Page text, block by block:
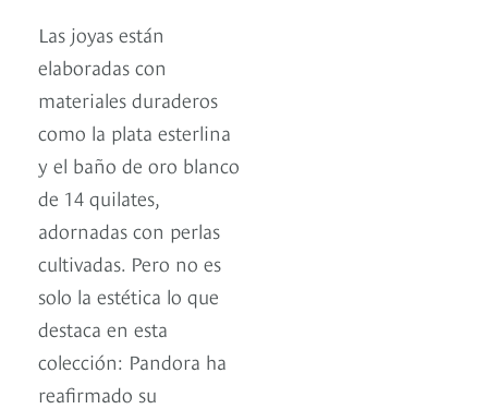
Las joyas están
elaboradas con
materiales duraderos
como la plata esterlina
y el baño de oro blanco
de 14 quilates,
adornadas con perlas
cultivadas. Pero no es
solo la estética lo que
destaca en esta
colección: Pandora ha
reafirmado su